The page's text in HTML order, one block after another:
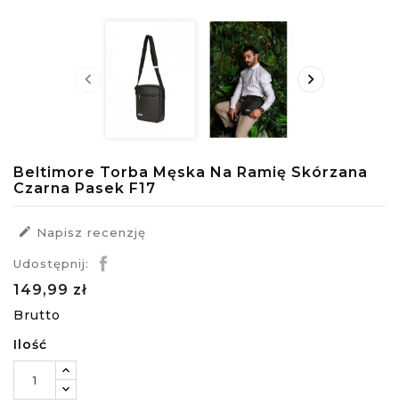
 
Beltimore Torba Męska Na Ramię Skórzana
Czarna Pasek F17
 Napisz recenzję
Udostępnij:
149,99 zł
Brutto
Ilość